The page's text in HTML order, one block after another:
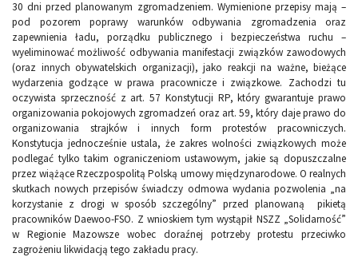
30 dni przed planowanym zgromadzeniem. Wymienione przepisy mają –
pod pozorem poprawy warunków odbywania zgromadzenia oraz
zapewnienia ładu, porządku publicznego i bezpieczeństwa ruchu –
wyeliminować możliwość odbywania manifestacji związków zawodowych
(oraz innych obywatelskich organizacji), jako reakcji na ważne, bieżące
wydarzenia godzące w prawa pracownicze i związkowe. Zachodzi tu
oczywista sprzeczność z art. 57 Konstytucji RP, który gwarantuje prawo
organizowania pokojowych zgromadzeń oraz art. 59, który daje prawo do
organizowania strajków i innych form protestów pracowniczych.
Konstytucja jednocześnie ustala, że zakres wolności związkowych może
podlegać tylko takim ograniczeniom ustawowym, jakie są dopuszczalne
przez wiążące Rzeczpospolitą Polską umowy międzynarodowe. O realnych
skutkach nowych przepisów świadczy odmowa wydania pozwolenia „na
korzystanie z drogi w sposób szczególny” przed planowaną pikietą
pracowników Daewoo-FSO. Z wnioskiem tym wystąpił NSZZ „Solidarność”
w Regionie Mazowsze wobec doraźnej potrzeby protestu przeciwko
zagrożeniu likwidacją tego zakładu pracy.